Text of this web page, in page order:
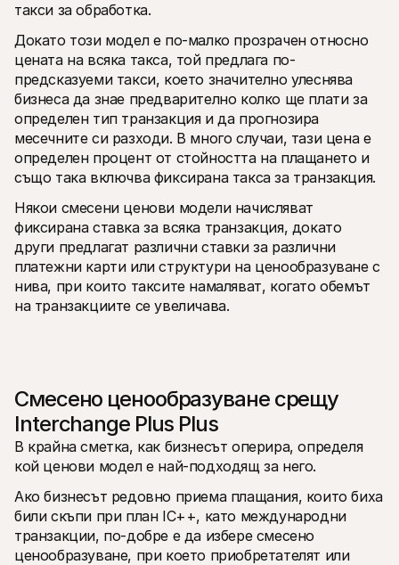
такси за обработка.
Докато този модел е по-малко прозрачен относно
цената на всяка такса, той предлага по-
предсказуеми такси, което значително улеснява
бизнеса да знае предварително колко ще плати за
определен тип транзакция и да прогнозира
месечните си разходи. В много случаи, тази цена е
определен процент от стойността на плащането и
също така включва фиксирана такса за транзакция.
Някои смесени ценови модели начисляват
фиксирана ставка за всяка транзакция, докато
други предлагат различни ставки за различни
платежни карти или структури на ценообразуване с
нива, при които таксите намаляват, когато обемът
на транзакциите се увеличава.
Смесено ценообразуване срещу
Interchange Plus Plus
В крайна сметка, как бизнесът оперира, определя
кой ценови модел е най-подходящ за него.
Ако бизнесът редовно приема плащания, които биха
били скъпи при план IC++, като международни
транзакции, по-добре е да избере смесено
ценообразуване, при което приобретателят или